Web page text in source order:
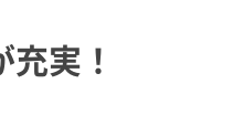
実！